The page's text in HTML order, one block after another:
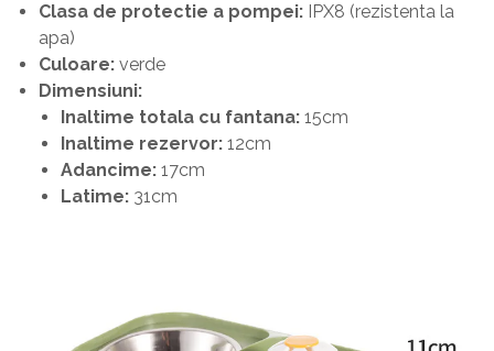
Clasa de protectie a pompei: IPX8 (rezistenta la
apa)
Culoare: verde
Dimensiuni:
Inaltime totala cu fantana: 15cm
Inaltime rezervor: 12cm
Adancime: 17cm
Latime: 31cm